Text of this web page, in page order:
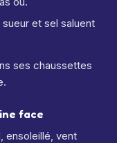
et sel saluent
ses chaussettes
face
ensoleillé, vent